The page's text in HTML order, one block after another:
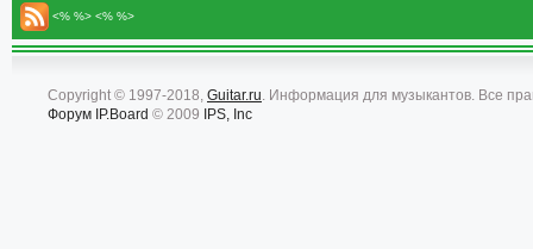
<% %> <% %>
Copyright © 1997-2018, Guitar.ru. Информация для музыкантов. Все
Форум IP.Board © 2009 IPS, Inc